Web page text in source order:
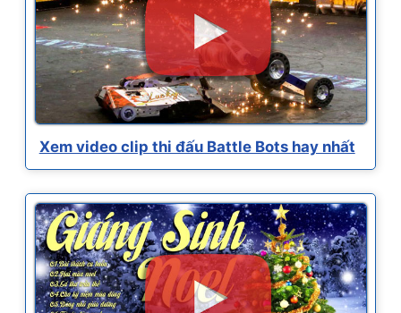
Xem video clip thi đấu Battle Bots hay nhất